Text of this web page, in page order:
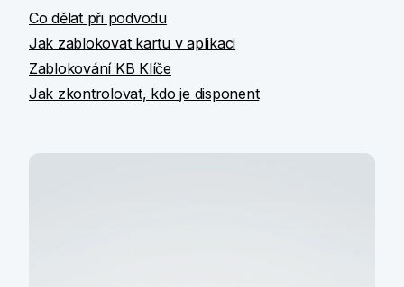
Co dělat při podvodu
Jak zablokovat kartu v aplikaci
Zablokování KB Klíče
Jak zkontrolovat, kdo je disponent